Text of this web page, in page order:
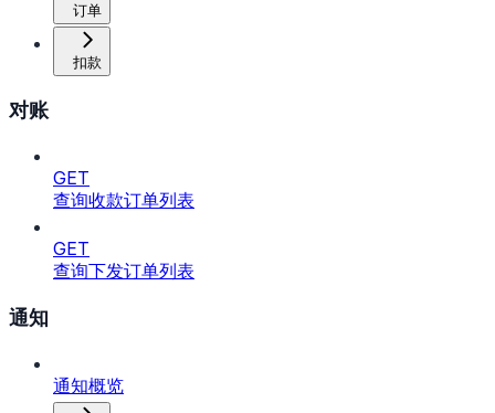
订单
扣款
对账
GET
查询收款订单列表
GET
查询下发订单列表
通知
通知概览